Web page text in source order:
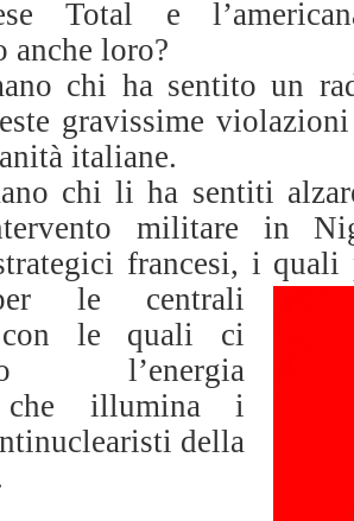
Total e
anche loro?
chi ha sentito un
gravissime
italiane.
chi li ha sentiti
militare in
francesi, i quali
le centrali
con le quali ci
l’energia
che illumina i
della